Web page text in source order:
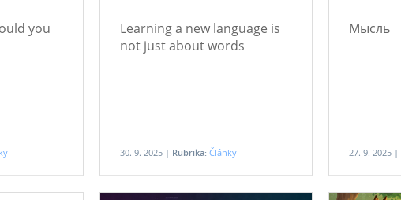
you
Learning a new language is
not just about words
30. 9. 2025 | Rubrika: Články
Мысль
27. 9. 2025 |